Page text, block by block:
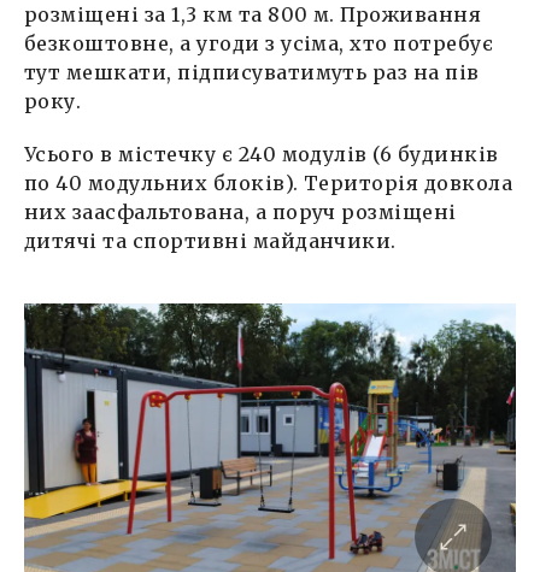
розміщені за 1,3 км та 800 м. Проживання
безкоштовне, а угоди з усіма, хто потребує
тут мешкати, підписуватимуть раз на пів
року.
Усього в містечку є 240 модулів (6 будинків
по 40 модульних блоків). Територія довкола
них заасфальтована, а поруч розміщені
дитячі та спортивні майданчики.